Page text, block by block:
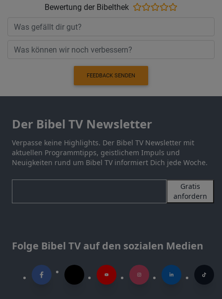
Bewertung der Bibelthek
FEEDBACK SENDEN
Der Bibel TV Newsletter
Verpasse keine Highlights. Der Bibel TV Newsletter mit
aktuellen Programmtipps, geistlichem Impuls und
Neuigkeiten rund um Bibel TV informiert Dich jede Woche.
Gratis
anfordern
Folge Bibel TV auf den sozialen Medien